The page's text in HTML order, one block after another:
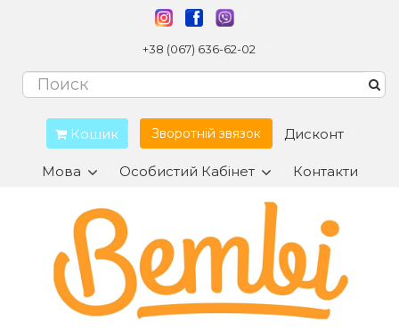
+38 (067) 636-62-02
Кошик Зворотній звязок Дисконт
Мова Особистий Кабінет Контакти